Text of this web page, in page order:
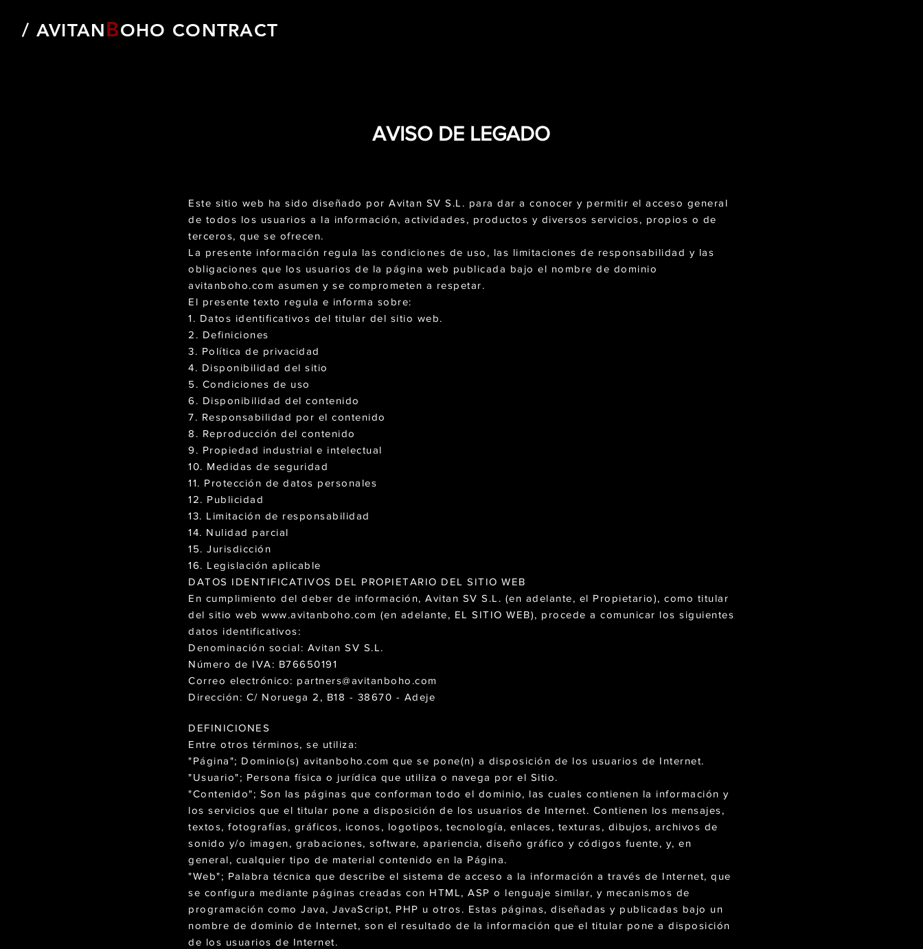
/ AVITANBOHO CONTRACT
AVISO DE LEGADO
Este sitio web ha sido diseñado por Avitan SV S.L. para dar a conocer y permitir el acceso general
de todos los usuarios a la información, actividades, productos y diversos servicios, propios o de
terceros, que se ofrecen.
La presente información regula las condiciones de uso, las limitaciones de responsabilidad y las
obligaciones que los usuarios de la página web publicada bajo el nombre de dominio
avitanboho.com asumen y se comprometen a respetar.
El presente texto regula e informa sobre:
1. Datos identificativos del titular del sitio web.
2. Definiciones
3. Política de privacidad
4. Disponibilidad del sitio
5. Condiciones de uso
6. Disponibilidad del contenido
7. Responsabilidad por el contenido
8. Reproducción del contenido
9. Propiedad industrial e intelectual
10. Medidas de seguridad
11. Protección de datos personales
12. Publicidad
13. Limitación de responsabilidad
14. Nulidad parcial
15. Jurisdicción
16. Legislación aplicable
DATOS IDENTIFICATIVOS DEL PROPIETARIO DEL SITIO WEB
En cumplimiento del deber de información, Avitan SV S.L. (en adelante, el Propietario), como titular
del sitio web www.avitanboho.com (en adelante, EL SITIO WEB), procede a comunicar los siguientes
datos identificativos:
Denominación social: Avitan SV S.L.
Número de IVA: B76650191
Correo electrónico: partners@avitanboho.com
Dirección: C/ Noruega 2, B18 - 38670 - Adeje
DEFINICIONES
Entre otros términos, se utiliza:
"Página"; Dominio(s) avitanboho.com que se pone(n) a disposición de los usuarios de Internet.
"Usuario"; Persona física o jurídica que utiliza o navega por el Sitio.
"Contenido"; Son las páginas que conforman todo el dominio, las cuales contienen la información y
los servicios que el titular pone a disposición de los usuarios de Internet. Contienen los mensajes,
textos, fotografías, gráficos, iconos, logotipos, tecnología, enlaces, texturas, dibujos, archivos de
sonido y/o imagen, grabaciones, software, apariencia, diseño gráfico y códigos fuente, y, en
general, cualquier tipo de material contenido en la Página.
"Web"; Palabra técnica que describe el sistema de acceso a la información a través de Internet, que
se configura mediante páginas creadas con HTML, ASP o lenguaje similar, y mecanismos de
programación como Java, JavaScript, PHP u otros. Estas páginas, diseñadas y publicadas bajo un
nombre de dominio de Internet, son el resultado de la información que el titular pone a disposición
de los usuarios de Internet.